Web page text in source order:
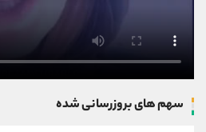
سهم های بروزرسانی شده